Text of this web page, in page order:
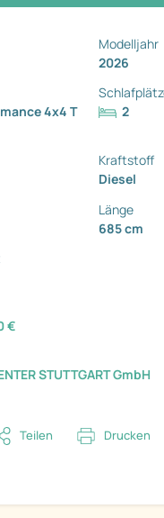
Modelljahr
2026
4x4 T
2
Kraftstoff
Diesel
Länge
685 cm
€
STUTTGART GmbH
Teilen Drucken